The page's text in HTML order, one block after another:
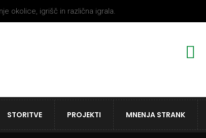
okolice, igrišč in različna igrala.
STORITVE PROJEKTI MNENJA STRANK